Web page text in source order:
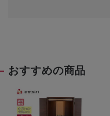
おすすめの商品